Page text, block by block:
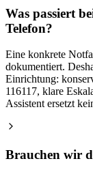
Was passiert
Telefon?
Eine konkrete
dokumentiert.
Einrichtung:
116117, klare
Assistent ersetzt
Brauchen wir